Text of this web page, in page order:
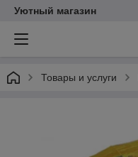
Уютный магазин
Товары и услуги